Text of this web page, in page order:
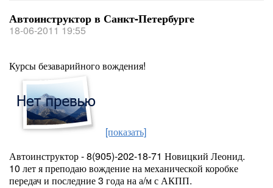
Автоинструктор в Санкт-Петербурге
18-06-2011 19:55
Курсы безаварийного вождения!
[показать]
Автоинструктор - 8(905)-202-18-71 Новицкий Леонид.
10 лет я преподаю вождение на механической коробке
передач и последние 3 года на а/м с АКПП.